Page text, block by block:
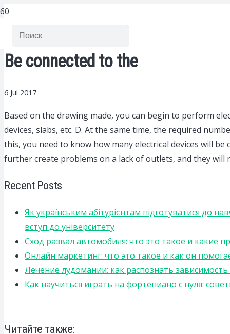
Be connected to the
6 Jul 2017
Based on the drawing made, you can begin to perform
devices, slabs, etc. D. At the same time, the required
this, you need to know how many electrical devices will
further create problems on a lack of outlets, and they will
Recent Posts
Як українським абітурієнтам підготуватися до
вступ до університету
Сход развал автомобиля: что это такое и какие
Онлайн маркетинг: что это такое и как он
Лечение лудомании: как распознать
Как научиться играть на фортепиано с нуля:
Читайте также: